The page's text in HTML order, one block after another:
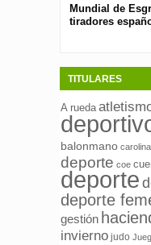
Mundial de
tiradores
TITULARES
A rueda
balonmano
deporte coe
deporte
deporte
gestión
invierno judo